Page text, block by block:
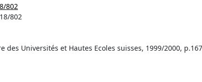
802
802
Universités et Hautes Ecoles suisses, 1999/2000,